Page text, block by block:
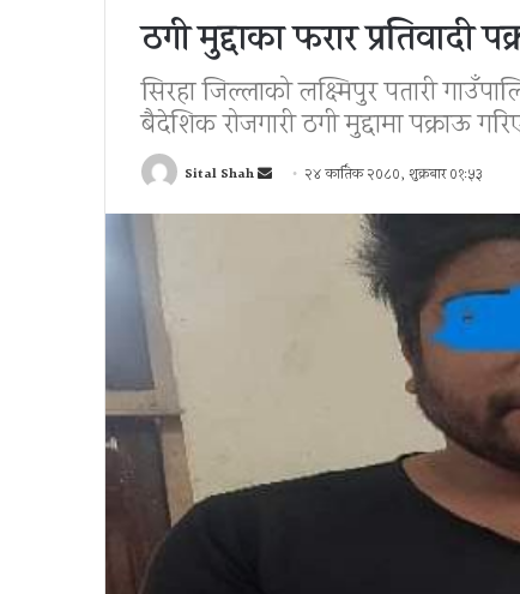
ठगी मुद्दाका फरार प्रतिवादी
सिरहा जिल्लाको लक्ष्मिपुर पतारी
बैदेशिक रोजगारी ठगी मुद्दामा पक्राऊ
Sital Shah
Send २४ कार्तिक २०८०, शुक्रबार ०१:५३